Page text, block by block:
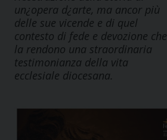
un¿opera d¿arte, ma ancor più
delle sue vicende e di quel
contesto di fede e devozione che
la rendono una straordinaria
testimonianza della vita
ecclesiale diocesana.